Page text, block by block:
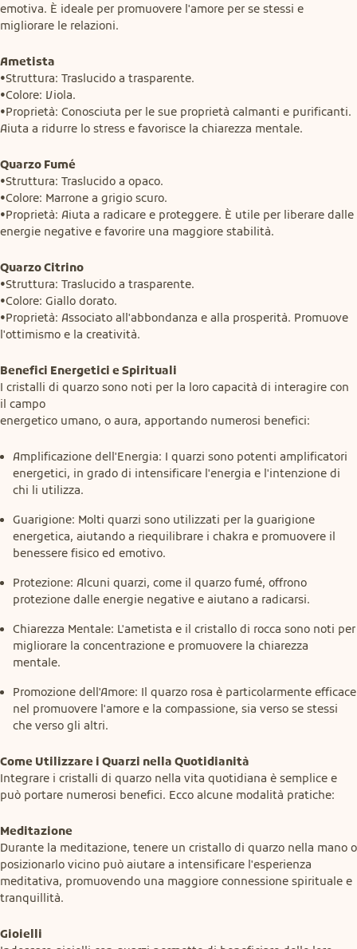
emotiva. È ideale per promuovere l'amore per se stessi e
migliorare le relazioni.
Ametista
•Struttura: Traslucido a trasparente.
•Colore: Viola.
•Proprietà: Conosciuta per le sue proprietà calmanti e purificanti.
Aiuta a ridurre lo stress e favorisce la chiarezza mentale.
Quarzo Fumé
•Struttura: Traslucido a opaco.
•Colore: Marrone a grigio scuro.
•Proprietà: Aiuta a radicare e proteggere. È utile per liberare dalle
energie negative e favorire una maggiore stabilità.
Quarzo Citrino
•Struttura: Traslucido a trasparente.
•Colore: Giallo dorato.
•Proprietà: Associato all'abbondanza e alla prosperità. Promuove
l'ottimismo e la creatività.
Benefici Energetici e Spirituali
I cristalli di quarzo sono noti per la loro capacità di interagire con
il campo
energetico umano, o aura, apportando numerosi benefici:
Amplificazione dell'Energia: I quarzi sono potenti amplificatori
energetici, in grado di intensificare l'energia e l'intenzione di
chi li utilizza.
Guarigione: Molti quarzi sono utilizzati per la guarigione
energetica, aiutando a riequilibrare i chakra e promuovere il
benessere fisico ed emotivo.
Protezione: Alcuni quarzi, come il quarzo fumé, offrono
protezione dalle energie negative e aiutano a radicarsi.
Chiarezza Mentale: L'ametista e il cristallo di rocca sono noti per
migliorare la concentrazione e promuovere la chiarezza
mentale.
Promozione dell'Amore: Il quarzo rosa è particolarmente efficace
nel promuovere l'amore e la compassione, sia verso se stessi
che verso gli altri.
Come Utilizzare i Quarzi nella Quotidianità
Integrare i cristalli di quarzo nella vita quotidiana è semplice e
può portare numerosi benefici. Ecco alcune modalità pratiche:
Meditazione
Durante la meditazione, tenere un cristallo di quarzo nella mano o
posizionarlo vicino può aiutare a intensificare l'esperienza
meditativa, promuovendo una maggiore connessione spirituale e
tranquillità.
Gioielli